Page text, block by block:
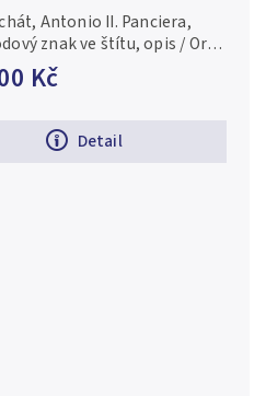
Kč
Detail
Antonio II. Panciera,
znak ve štítu, opis / Orel
(0,51 g), patina, lehce